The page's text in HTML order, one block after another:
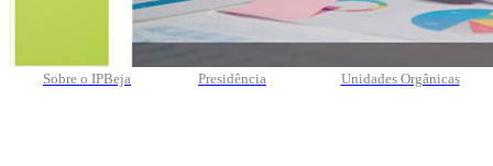
Sobre o IPBeja Presidência Unidades Orgânicas